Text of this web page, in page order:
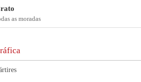
as moradas